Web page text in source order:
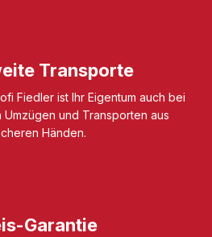
Transporte
Fiedler ist Ihr Eigentum auch bei
und Transporten aus
Händen.
Garantie